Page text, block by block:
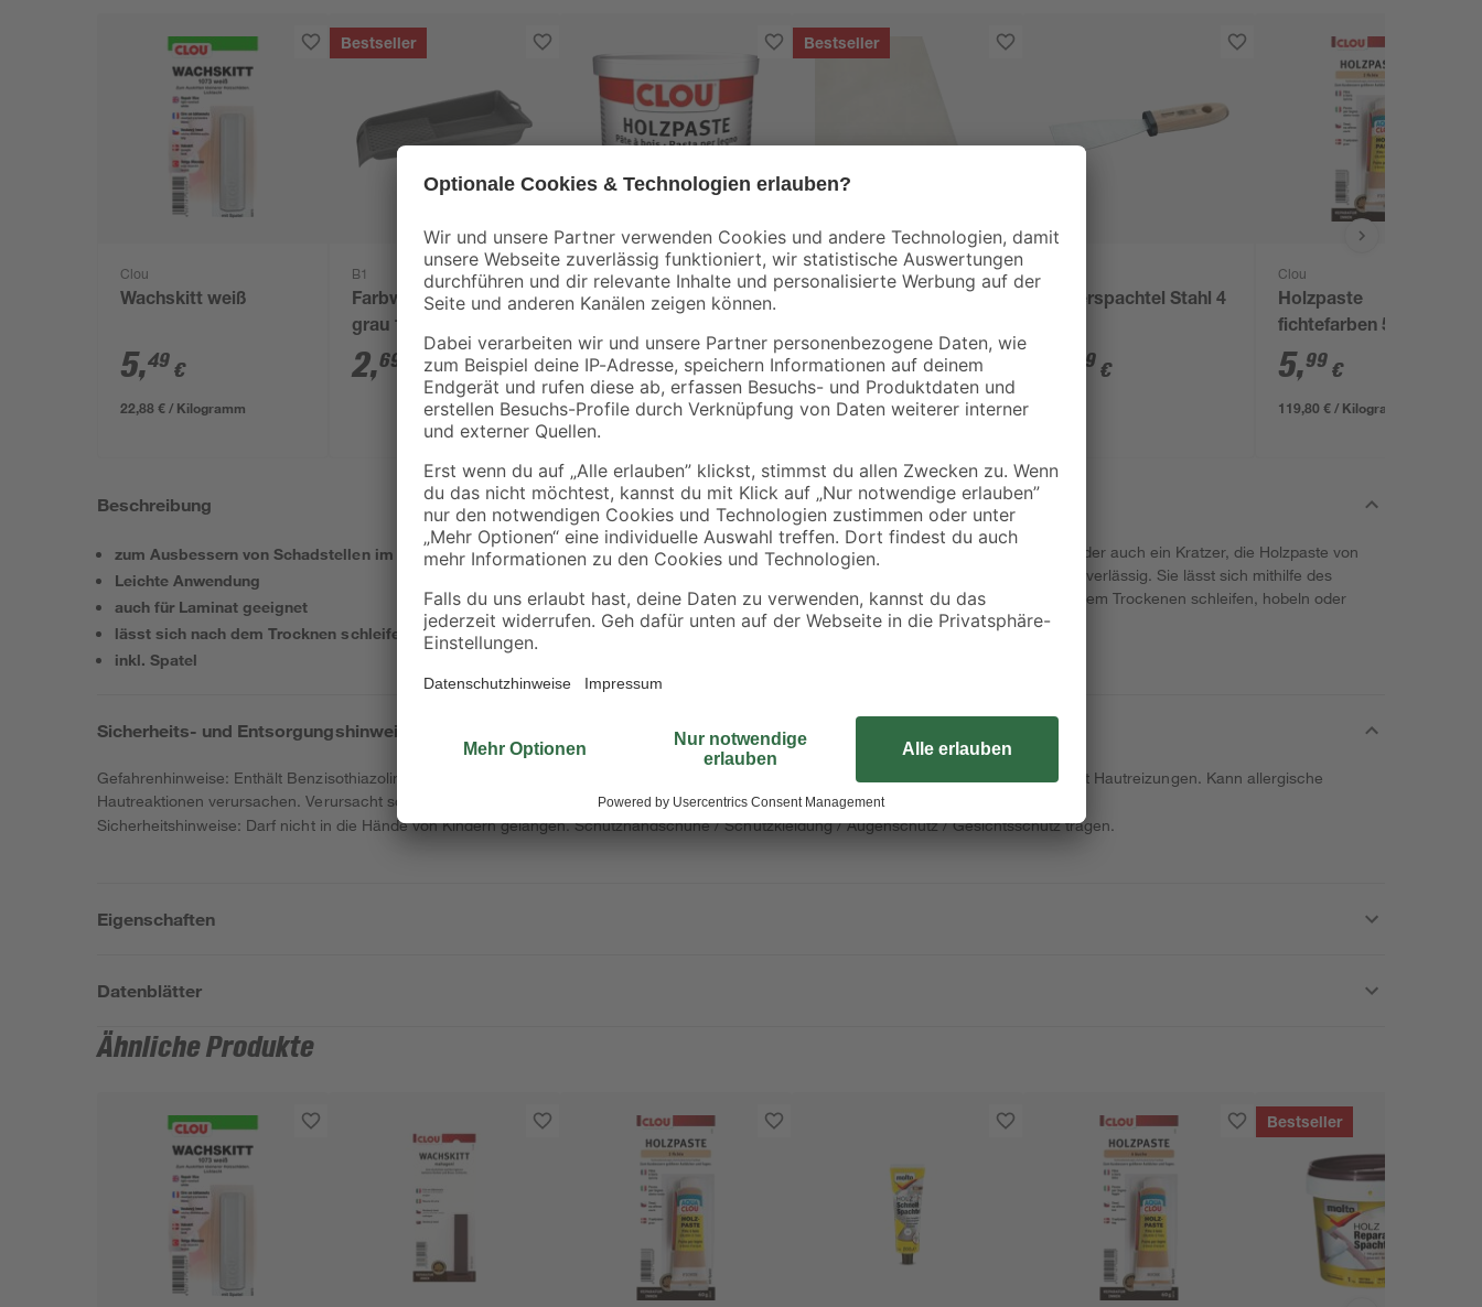
Clou
Wachskitt weiß
5,49 €
22,88 € / Kilogramm
Bestseller
B1
Farbwanne Kunststoff
grau 15 x 32 cm
2,69
Clou
Holzpaste weiß 150 g
6,99€
46,60 € / Kilogramm
Bestseller
B1
transparent 4 x 5 m
0,06 €/ m²
1,29 € / Pack
Malerspachtel Stahl 4
59 €
Clou
Holzpaste
fichtefarben 50 g
5,99 €
119,80 € / Kilogramm
Beschreibung
zum Ausbessern von Schadstellen im Holz
Leichte Anwendung
auch für Laminat geeignet
lässt sich nach dem Trocknen schleifen, hobeln, feilen
inkl. Spatel
Ob ein Astloch, eine schadhafte Stelle im Holz oder auch ein Kratzer, die Holzpaste von
Clou beseitigt unschöne Stellen und Schäden zuverlässig. Sie lässt sich mithilfe des
Spatels besonders leicht verarbeiten und nach dem Trockenen schleifen, hobeln oder
anderweitig weiterbehandeln.
Sicherheits- und Entsorgungshinweise
Gefahrenhinweise: Enthält Benzisothiazolinon. Kann allergische Reaktionen hervorrufen. Gesundheitsschädlich bei Verschlucken. Verursacht Hautreizungen. Kann allergische
Hautreaktionen verursachen. Verursacht schwere Augenschäden. Sehr giftig für Wasserorganismen.
Sicherheitshinweise: Darf nicht in die Hände von Kindern gelangen. Schutzhandschuhe / Schutzkleidung / Augenschutz / Gesichtsschutz tragen.
Eigenschaften
Datenblätter
Ähnliche Produkte
Bestseller